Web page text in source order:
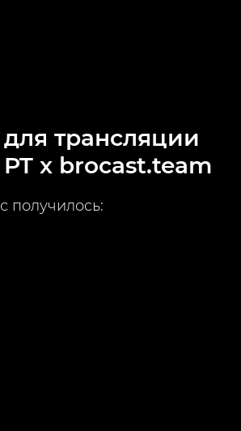
трансляции
x brocast.team
получилось: